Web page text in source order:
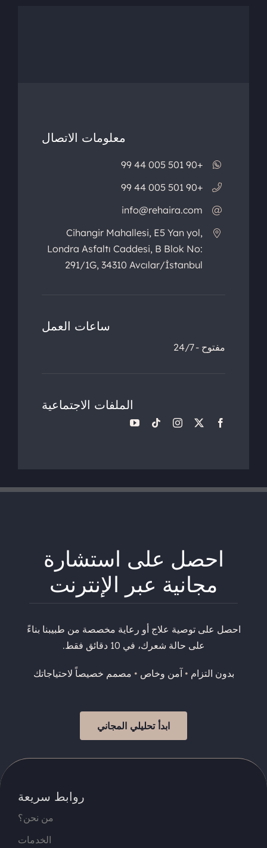
معلومات الاتصال
+90 501 005 44 99
+90 501 005 44 99
info@rehaira.com
Cihangir Mahallesi, E5 Yan yol,
Londra Asfaltı Caddesi, B Blok No:
291/1G, 34310 Avcılar/İstanbul
ساعات العمل
مفتوح - 24/7
الملفات الاجتماعية
احصل على استشارة
مجانية عبر الإنترنت
احصل على توصية علاج أو رعاية مخصصة من طبيبنا بناءً
على حالة شعرك، في 10 دقائق فقط.
بدون التزام • آمن وخاص • مصمم خصيصاً لاحتياجاتك
ابدأ تحليلي المجاني
روابط سريعة
من نحن؟
الخدمات